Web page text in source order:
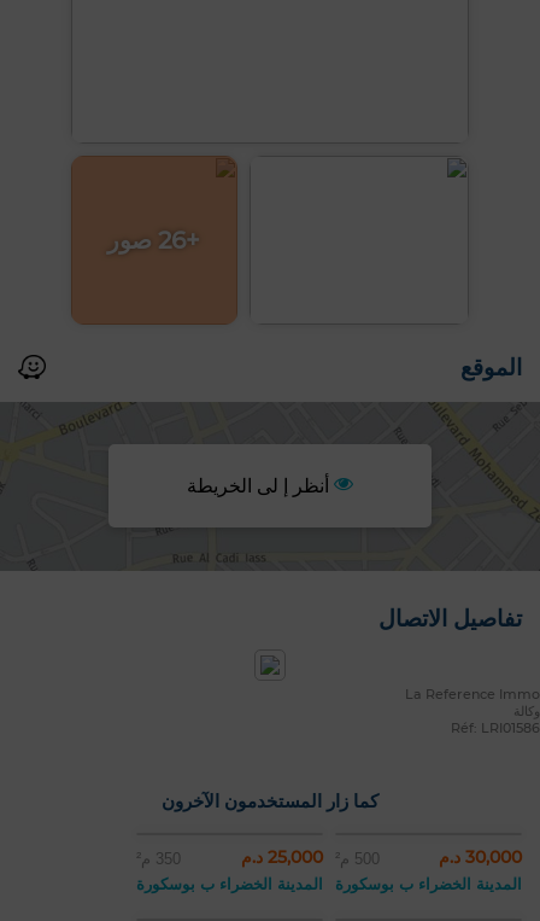
+26 صور
الموقع
أنظر إ لى الخريطة
تفاصيل الاتصال
La Reference Immo
وكالة
Réf: LRI01586
كما زار المستخدمون الآخرون
30,000 د.م 500 م²
المدينة الخضراء ب بوسكورة
25,000 د.م 350 م²
المدينة الخضراء ب بوسكورة